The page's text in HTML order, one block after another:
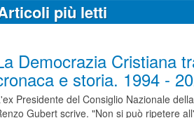
più letti
Democrazia Cristiana
e storia. 1994 -
Presidente del Consiglio Nazionale
Gubert scrive. "Non si può ripetere